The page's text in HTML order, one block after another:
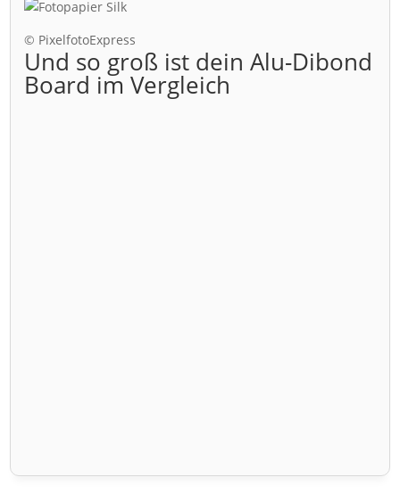
© PixelfotoExpress
Und so groß ist dein Alu-Dibond
Board im Vergleich